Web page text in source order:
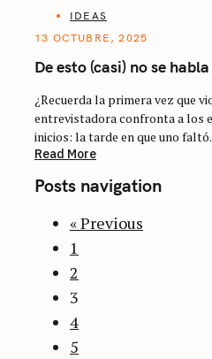
IDEAS
13 OCTUBRE, 2025
De esto (casi) no se habla
¿Recuerda la primera vez que
entrevistadora confronta a los
inicios: la tarde en que uno
Read More
Posts navigation
« Previous
1
2
3
4
5